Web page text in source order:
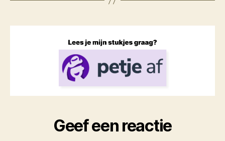
Geef een reactie